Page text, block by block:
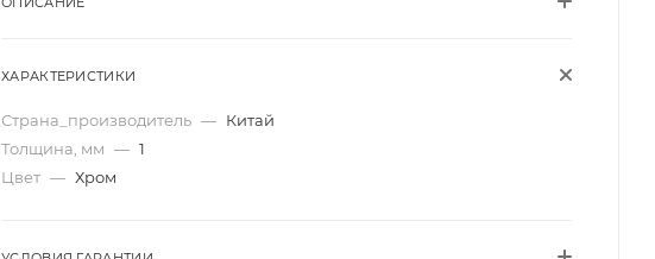
ХАРАКТЕРИСТИКИ
Страна_производитель — Китай
Толщина, мм — 1
Цвет — Хром